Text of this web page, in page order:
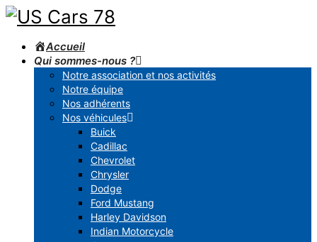
Accueil
Qui sommes-nous ?
Notre association et nos activités
Notre équipe
Nos adhérents
Nos véhicules
Buick
Cadillac
Chevrolet
Chrysler
Dodge
Ford Mustang
Harley Davidson
Indian Motorcycle